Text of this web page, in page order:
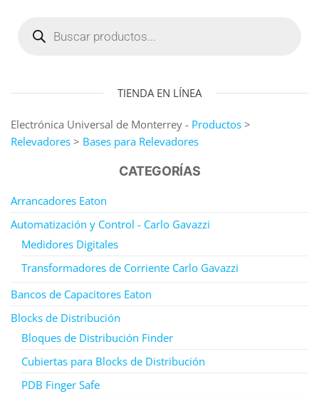
TIENDA EN LÍNEA
Electrónica Universal de Monterrey - Productos >
Relevadores > Bases para Relevadores
CATEGORÍAS
Arrancadores Eaton
Automatización y Control - Carlo Gavazzi
Medidores Digitales
Transformadores de Corriente Carlo Gavazzi
Bancos de Capacitores Eaton
Blocks de Distribución
Bloques de Distribución Finder
Cubiertas para Blocks de Distribución
PDB Finger Safe